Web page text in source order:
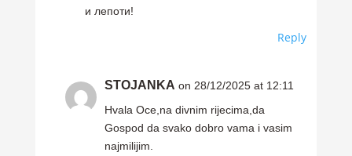
и лепоти!
Reply
STOJANKA on 28/12/2025 at 12:11
Hvala Oce,na divnim rijecima,da
Gospod da svako dobro vama i vasim
najmilijim.